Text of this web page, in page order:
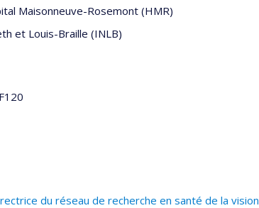
Maisonneuve-Rosemont (HMR)
et Louis-Braille (INLB)
du réseau de recherche en santé de la vision